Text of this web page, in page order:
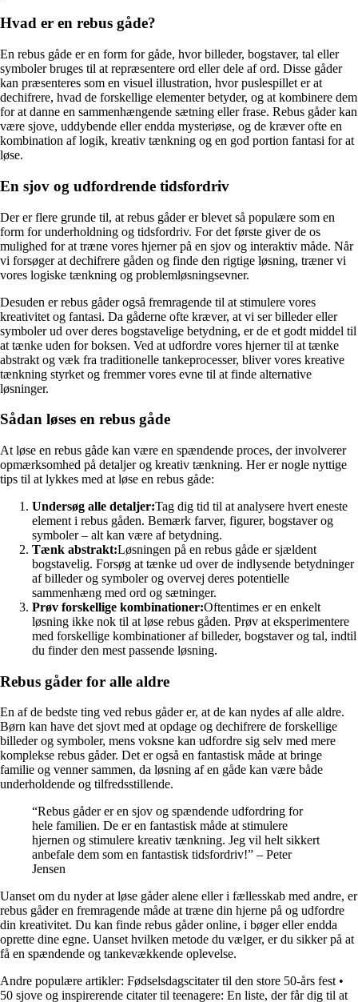
Hvad er en rebus gåde?
En rebus gåde er en form for gåde, hvor billeder, bogstaver, tal eller
symboler bruges til at repræsentere ord eller dele af ord. Disse gåder
kan præsenteres som en visuel illustration, hvor puslespillet er at
dechifrere, hvad de forskellige elementer betyder, og at kombinere dem
for at danne en sammenhængende sætning eller frase. Rebus gåder kan
være sjove, uddybende eller endda mysteriøse, og de kræver ofte en
kombination af logik, kreativ tænkning og en god portion fantasi for at
løse.
En sjov og udfordrende tidsfordriv
Der er flere grunde til, at rebus gåder er blevet så populære som en
form for underholdning og tidsfordriv. For det første giver de os
mulighed for at træne vores hjerner på en sjov og interaktiv måde. Når
vi forsøger at dechifrere gåden og finde den rigtige løsning, træner vi
vores logiske tænkning og problemløsningsevner.
Desuden er rebus gåder også fremragende til at stimulere vores
kreativitet og fantasi. Da gåderne ofte kræver, at vi ser billeder eller
symboler ud over deres bogstavelige betydning, er de et godt middel til
at tænke uden for boksen. Ved at udfordre vores hjerner til at tænke
abstrakt og væk fra traditionelle tankeprocesser, bliver vores kreative
tænkning styrket og fremmer vores evne til at finde alternative
løsninger.
Sådan løses en rebus gåde
At løse en rebus gåde kan være en spændende proces, der involverer
opmærksomhed på detaljer og kreativ tænkning. Her er nogle nyttige
tips til at lykkes med at løse en rebus gåde:
Undersøg alle detaljer:Tag dig tid til at analysere hvert eneste
element i rebus gåden. Bemærk farver, figurer, bogstaver og
symboler – alt kan være af betydning.
Tænk abstrakt:Løsningen på en rebus gåde er sjældent
bogstavelig. Forsøg at tænke ud over de indlysende betydninger
af billeder og symboler og overvej deres potentielle
sammenhæng med ord og sætninger.
Prøv forskellige kombinationer:Oftentimes er en enkelt
løsning ikke nok til at løse rebus gåden. Prøv at eksperimentere
med forskellige kombinationer af billeder, bogstaver og tal, indtil
du finder den mest passende løsning.
Rebus gåder for alle aldre
En af de bedste ting ved rebus gåder er, at de kan nydes af alle aldre.
Børn kan have det sjovt med at opdage og dechifrere de forskellige
billeder og symboler, mens voksne kan udfordre sig selv med mere
komplekse rebus gåder. Det er også en fantastisk måde at bringe
familie og venner sammen, da løsning af en gåde kan være både
underholdende og tilfredsstillende.
“Rebus gåder er en sjov og spændende udfordring for
hele familien. De er en fantastisk måde at stimulere
hjernen og stimulere kreativ tænkning. Jeg vil helt sikkert
anbefale dem som en fantastisk tidsfordriv!” – Peter
Jensen
Uanset om du nyder at løse gåder alene eller i fællesskab med andre, er
rebus gåder en fremragende måde at træne din hjerne på og udfordre
din kreativitet. Du kan finde rebus gåder online, i bøger eller endda
oprette dine egne. Uanset hvilken metode du vælger, er du sikker på at
få en spændende og tankevækkende oplevelse.
Andre populære artikler: Fødselsdagscitater til den store 50-års fest•
50 sjove og inspirerende citater til teenagere: En liste, der får dig til at